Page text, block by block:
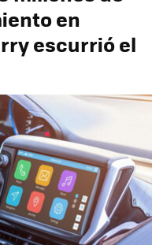
en
escurrió el